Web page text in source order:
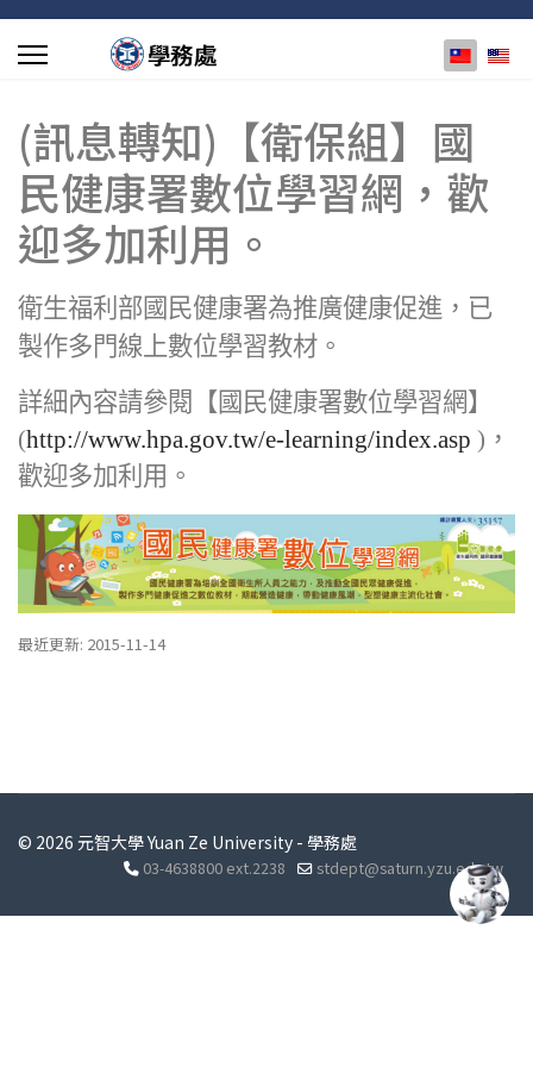
選擇你的
(訊息轉知)【衛保組】國
民健康署數位學習網，歡
迎多加利用。
衛生福利部國民健康署為推廣健康促進，已
製作多門線上數位學習教材。
詳細內容請參閱【國民健康署數位學習網】
(http://www.hpa.gov.tw/e-learning/index.asp ) ，
歡迎多加利用。
最近更新: 2015-11-14
© 2026 元智大學 Yuan Ze University - 學務處
03-4638800 ext.2238 stdept@saturn.yzu.edu.tw